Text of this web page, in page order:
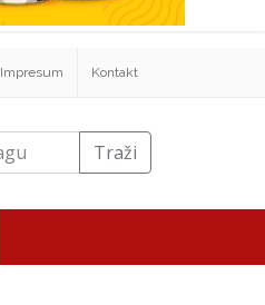
Impresum Kontakt
Traži